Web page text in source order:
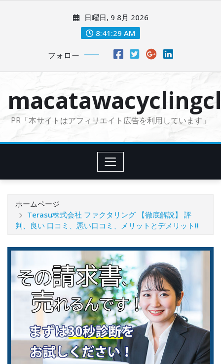
に
日曜日, 9 8月 2026
8:41:30 AM
フォロー
PR「本サイトはアフィリエイト広告を利用しています」
ホームページ
Terasu株式会社 ファクタリング 【徹底解説】 評
判、良い 口コミ、悪い口コミ、メリットとデメリット!!